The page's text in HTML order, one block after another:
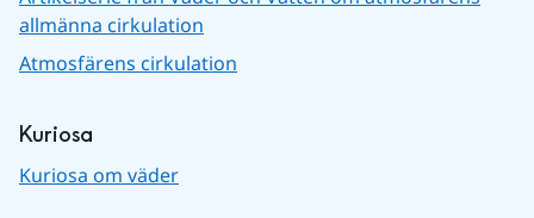
allmänna cirkulation
Atmosfärens cirkulation
Kuriosa
Kuriosa om väder